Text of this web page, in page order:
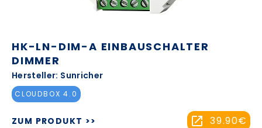
HK-LN-DIM-A EINBAUSCHALTER
DIMMER
Hersteller: Sunricher
CLOUDBOX 4.0
ZUM PRODUKT >> 39.90€